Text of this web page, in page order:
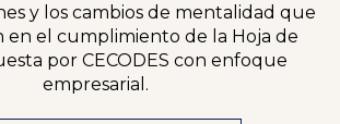
y los cambios de mentalidad que
en el cumplimiento de la Hoja de
por CECODES con enfoque
empresarial.